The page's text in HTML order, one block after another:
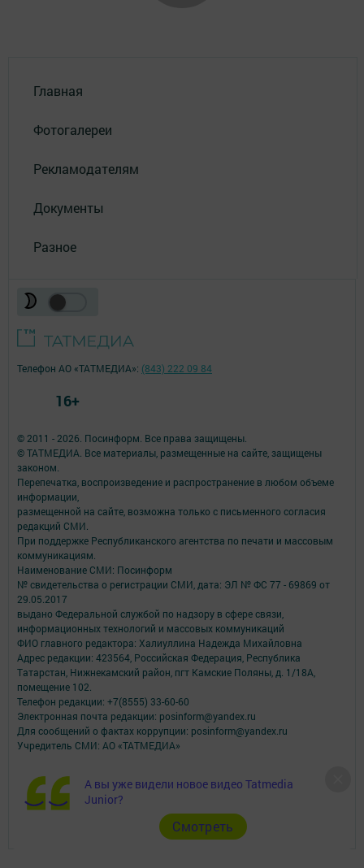
Главная
Фотогалереи
Рекламодателям
Документы
Разное
А вы уже видели новое видео Tatmedia
Junior?
Cмотреть
© 2011 - 2026. Посинформ. Все права защищены.
© ТАТМЕДИА. Все материалы, размещенные на сайте, защищены
законом.
Перепечатка, воспроизведение и распространение в любом объеме
информации,
размещенной на сайте, возможна только с письменного согласия
редакций СМИ.
При поддержке Республиканского агентства по печати и массовым
коммуникациям.
Наименование СМИ: Посинформ
№ свидетельства о регистрации СМИ, дата: ЭЛ № ФС 77 - 69869 от
29.05.2017
выдано Федеральной службой по надзору в сфере связи,
информационных технологий и массовых коммуникаций
ФИО главного редактора: Халиуллина Надежда Михайловна
Адрес редакции: 423564, Российская Федерация, Республика
Татарстан, Нижнекамский район, пгт Камские Поляны, д. 1/18А,
помещение 102.
Телефон редакции: +7(8555) 33-60-60
Электронная почта редакции: posinform@yandex.ru
Для сообщений о фактах коррупции: posinform@yandex.ru
Учредитель СМИ: АО «ТАТМЕДИА»
Антикоррупционная политика
АО «ТАТМЕДИА» использует «cookie»для персонализации сервисов и
удобства пользователей сайтом.
Использование «cookie» можно отменить в настройках браузера.
Политика конфиденциальности
Телефон АО «ТАТМЕДИА»: (843) 222 09 84
16+